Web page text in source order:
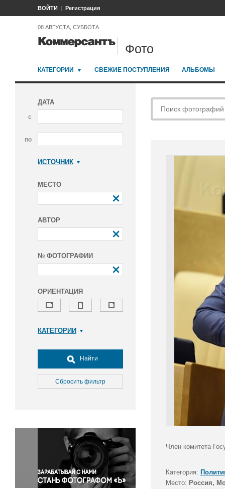
ВОЙТИ Регистрация
08 АВГУСТА, СУББОТА
Фото
КАТЕГОРИИ СВЕЖИЕ ПОСТУПЛЕНИЯ АЛЬБОМЫ
ДАТА
с
по
ИСТОЧНИК
МЕСТО
АВТОР
№ ФОТОГРАФИИ
ОРИЕНТАЦИЯ
КАТЕГОРИИ
Досуг, туризм и отдых
Культура
Медицина
Окружающая среда
Политика
Правосудие
Происшествия и конфликты
Религия
Найти
Сбросить фильтр
Член комитета
Категория:
Место: Россия,